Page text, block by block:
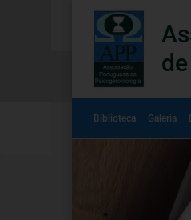
Biblioteca Galeria